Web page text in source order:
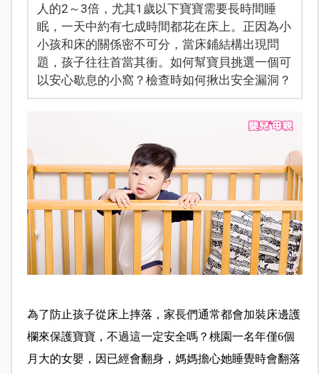
人的2～3倍，尤其1歲以下寶寶需要長時間睡
眠，一天中約有七成時間都花在床上。正因為小
小孩和床的關係密不可分，當床鋪結構出現問
題，孩子往往首當其衝。如何幫寶貝挑選一個可
以安心歇息的小窩？檢查時如何揪出安全漏洞？
為了防止孩子從床上摔落，家長們通常都會加裝床邊護
欄來保護寶寶，不過這一定安全嗎？桃園一名年僅6個
月大的女嬰，因已經會翻身，媽媽擔心她睡覺時會翻落